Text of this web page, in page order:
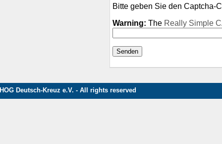
Bitte geben Sie den Captcha-
Warning: The Really Simple
Deutsch-Kreuz e.V. - All rights reserved